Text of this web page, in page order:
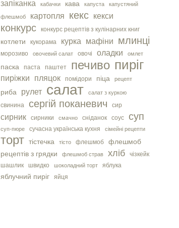
запіканка
кабачки кава капуста капустяний
флешмоб картопля кекс кекси
конкурс конкурс рецептів з кулінарних книг
котлети кукорама курка мафіни млинці
морозиво овочевий салат овочі оладки омлет
паска паста паштет печиво пиріг
пиріжки пляцок помідори піца рецепт
риба рулет салат салат з куркою
свинина сергiй поканевич сир
сирник сирники смачно сніданок соус суп
суп-пюре сучасна українська кухня сімейні рецепти
торт тістечка тісто флешмоб
флешмоб
рецептів з грядки
флешмоб страв хліб
чізкейк
шашлик
швидко шоколадний торт яблука
яблучний пиріг яйця